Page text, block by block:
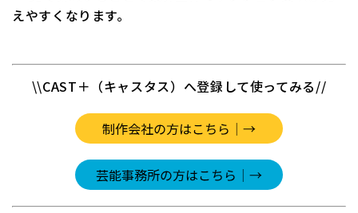
えやすくなります。
\\CAST＋（キャスタス）へ登録して使ってみる//